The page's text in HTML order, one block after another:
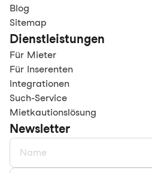
Blog
Sitemap
Dienstleistungen
Für Mieter
Für Inserenten
Integrationen
Such-Service
Mietkautionslösung
Newsletter